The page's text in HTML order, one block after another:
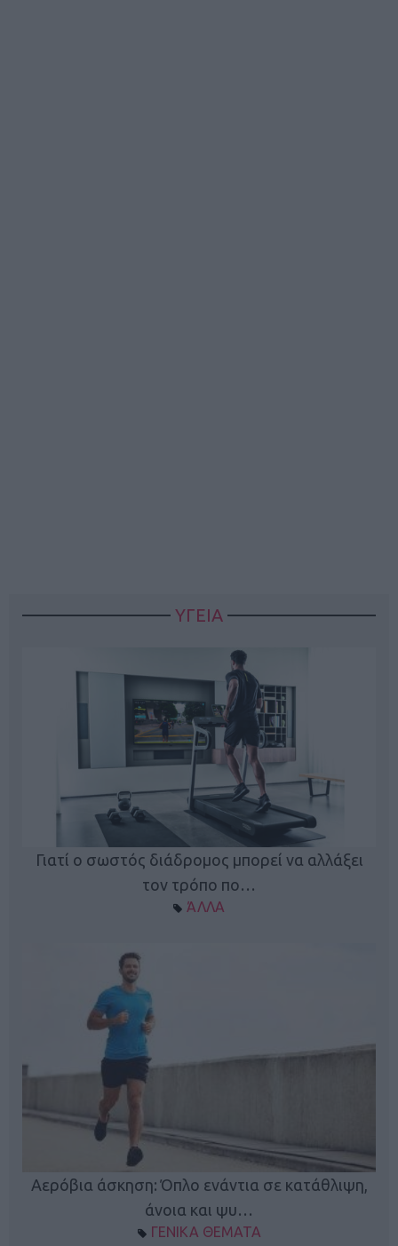
ΥΓΕΙΑ
Γιατί ο σωστός διάδρομος μπορεί να αλλάξει
τον τρόπο πο…
ΆΛΛΑ
Αερόβια άσκηση: Όπλο ενάντια σε κατάθλιψη,
άνοια και ψυ…
ΓΕΝΙΚΑ ΘΕΜΑΤΑ